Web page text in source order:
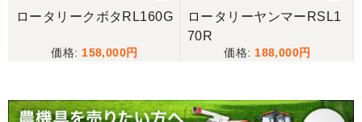
ロータリークボタRL160G
158,000
ロータリーヤンマーRSL1
70R
188,000